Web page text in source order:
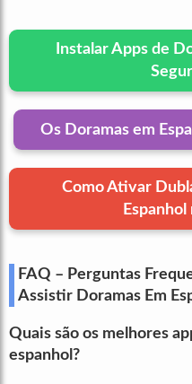
Instalar Apps de
Os Doramas em
Como Ativar
Espanhol
FAQ – Perguntas
Assistir Doramas Em
Quais são os melhores
espanhol?